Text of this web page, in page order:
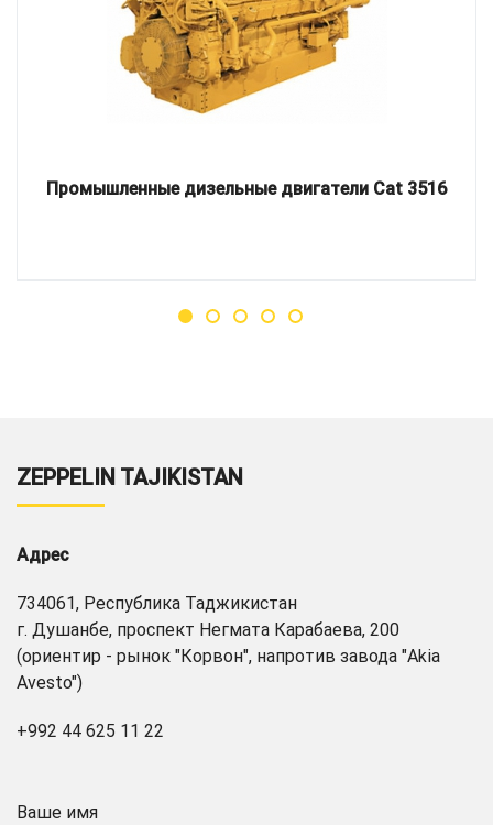
Промышленные дизельные двигатели Cat 3516
ZEPPELIN TAJIKISTAN
Адрес
734061, Республика Таджикистан
г. Душанбе, проспект Негмата Карабаева, 200
(ориентир - рынок "Корвон", напротив завода "Akia
Avesto")
+992 44 625 11 22
Ваше имя